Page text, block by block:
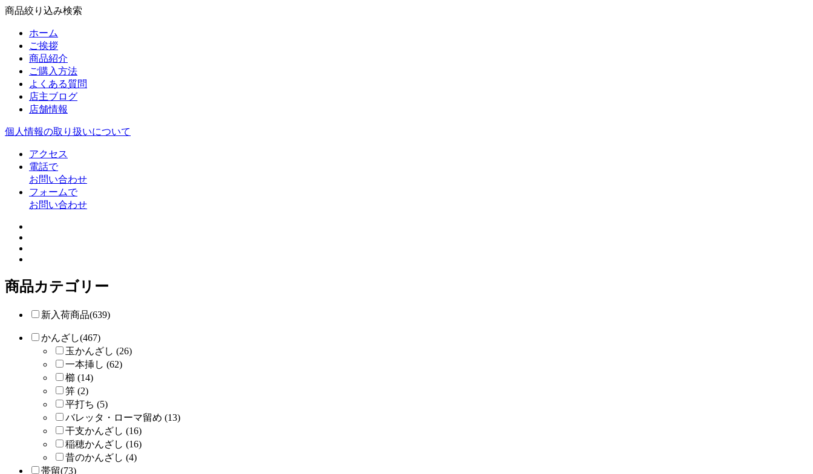
商品絞り込み検索
ホーム
ご挨拶
商品紹介
ご購入方法
よくある質問
店主ブログ
店舗情報
個人情報の取り扱いについて
アクセス
電話で
お問い合わせ
フォームで
お問い合わせ
商品カテゴリー
新入荷商品(639)
かんざし(467)
玉かんざし (26)
一本挿し (62)
櫛 (14)
笄 (2)
平打ち (5)
バレッタ・ローマ留め (13)
干支かんざし (16)
稲穂かんざし (16)
昔のかんざし (4)
帯留(73)